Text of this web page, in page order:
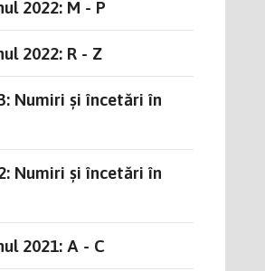
2022: M - P
2022: R - Z
Numiri și încetări în
Numiri și încetări în
2021: A - C